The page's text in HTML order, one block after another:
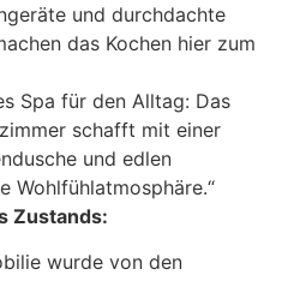
und durchdachte
das Kochen hier zum
Spa für den Alltag: Das
schafft mit einer
und edlen
Wohlfühlatmosphäre.“
Zustands:
wurde von den